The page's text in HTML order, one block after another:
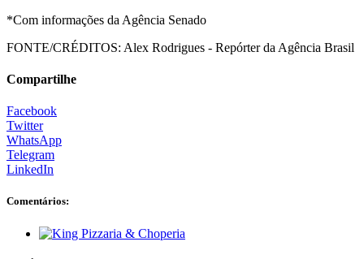
*Com informações da Agência Senado
FONTE/CRÉDITOS: Alex Rodrigues - Repórter da Agência Brasil
Compartilhe
Facebook
Twitter
WhatsApp
Telegram
LinkedIn
Comentários: